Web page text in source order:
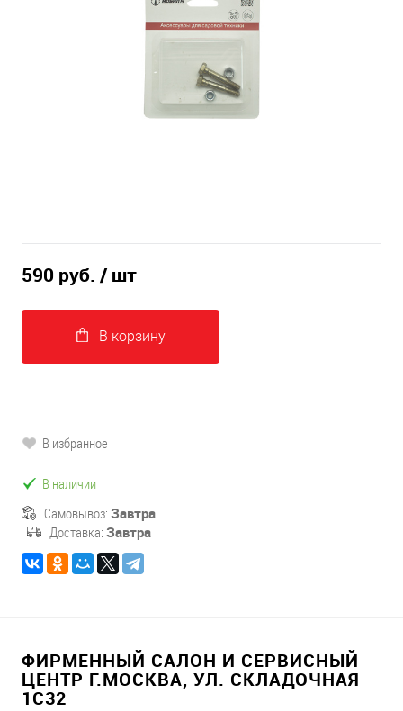
590 руб. / шт
В корзину
В избранное
В наличии
Самовывоз: Завтра
Доставка: Завтра
ФИРМЕННЫЙ САЛОН И СЕРВИСНЫЙ
ЦЕНТР Г.МОСКВА, УЛ. СКЛАДОЧНАЯ
1С32